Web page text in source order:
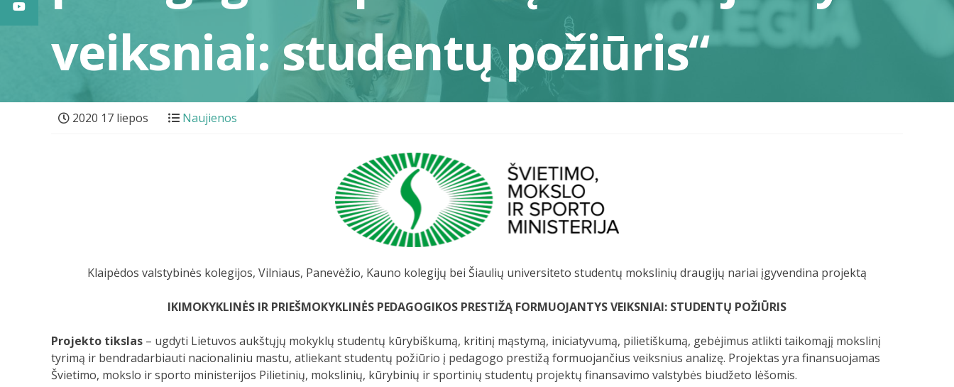
veiksniai: studentų požiūris“
2020 17 liepos Naujienos
Klaipėdos valstybinės kolegijos, Vilniaus, Panevėžio, Kauno kolegijų bei Šiaulių universiteto studentų mokslinių draugijų nariai įgyvendina projektą
IKIMOKYKLINĖS IR PRIEŠMOKYKLINĖS PEDAGOGIKOS PRESTIŽĄ FORMUOJANTYS VEIKSNIAI: STUDENTŲ POŽIŪRIS
Projekto tikslas – ugdyti Lietuvos aukštųjų mokyklų studentų kūrybiškumą, kritinį mąstymą, iniciatyvumą, pilietiškumą, gebėjimus atlikti taikomąjį mokslinį
tyrimą ir bendradarbiauti nacionaliniu mastu, atliekant studentų požiūrio į pedagogo prestižą formuojančius veiksnius analizę. Projektas yra finansuojamas
Švietimo, mokslo ir sporto ministerijos Pilietinių, mokslinių, kūrybinių ir sportinių studentų projektų finansavimo valstybės biudžeto lėšomis.